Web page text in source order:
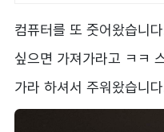
컴퓨터를 또 줏어왔습니
싶으면 가져가라고 ㅋㅋ
가라 하셔서 주워왔습니